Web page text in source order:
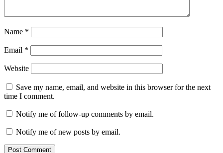
Name *
Email *
Website
Save my name, email, and website in this browser for the next
time I comment.
Notify me of follow-up comments by email.
Notify me of new posts by email.